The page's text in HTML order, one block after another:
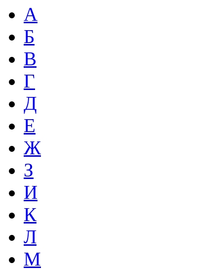
А
Б
В
Г
Д
Е
Ж
З
И
К
Л
М